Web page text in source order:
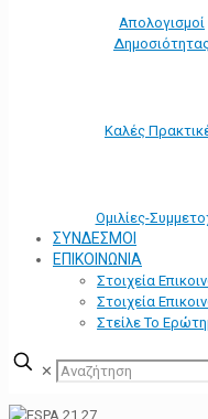
Απολογισμοί
Καλές
Ομιλίες-
ΣΥΝΔΕΣΜΟΙ
ΕΠΙΚΟΙΝΩΝΙΑ
Στοιχεία
Στοιχεία
Στείλε Το
✕